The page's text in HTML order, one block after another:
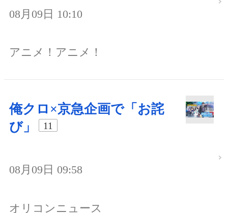
08月09日 10:10
アニメ！アニメ！
俺クロ×京急企画で「お詫
び」
11
08月09日 09:58
オリコンニュース